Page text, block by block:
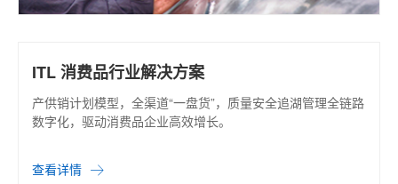
ITL 消费品行业解决方案
产供销计划模型，全渠道“一盘货”，质量安全追湖管理全链路
数字化，驱动消费品企业高效增长。
查看详情